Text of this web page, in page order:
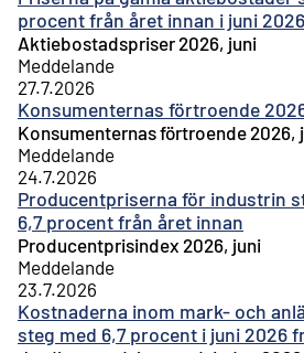
procent från året innan i juni 2026
Aktiebostadspriser 2026, juni
Meddelande
Konsumenternas förtroende
27.7.2026
Konsumenternas förtroende 2026,
Meddelande
Producentpriserna för industrin
6,7 procent från året innan
24.7.2026
Producentprisindex 2026, juni
Meddelande
Kostnaderna inom mark- och
steg med 6,7 procent i juni 2026
23.7.2026